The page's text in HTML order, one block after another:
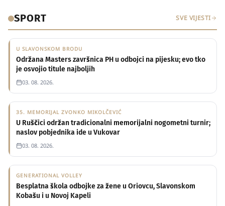
SPORT SVE VIJESTI
U SLAVONSKOM BRODU
Održana Masters završnica PH u odbojci na pijesku; evo tko
je osvojio titule najboljih
03. 08. 2026.
35. MEMORIJAL ZVONKO MIKOLČEVIĆ
U Ruščici održan tradicionalni memorijalni nogometni turnir;
naslov pobjednika ide u Vukovar
03. 08. 2026.
GENERATIONAL VOLLEY
Besplatna škola odbojke za žene u Oriovcu, Slavonskom
Kobašu i u Novoj Kapeli